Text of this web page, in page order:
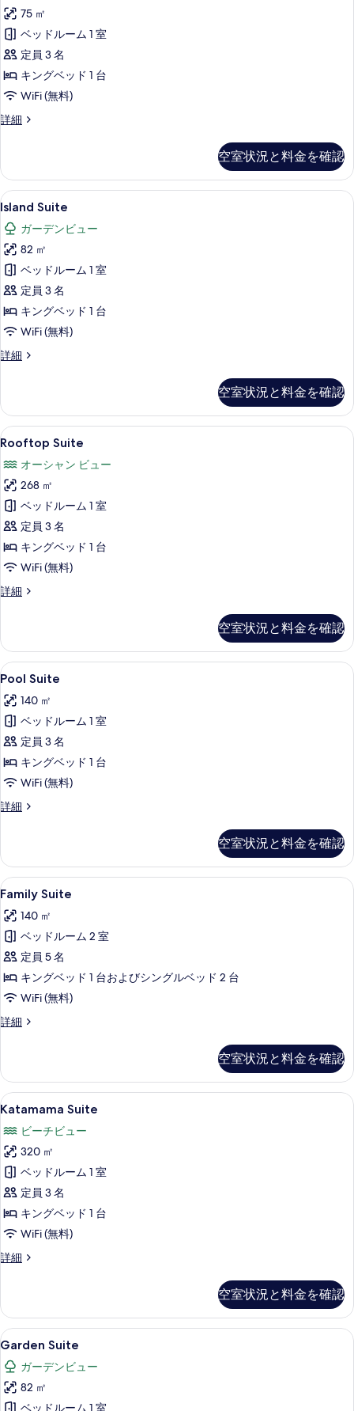
て
の
写
真
を
表
る
オ
(Oceanfront)
の
詳
細
す
べ
て
の
写
真
示
す
る
75 ㎡
ベッドルーム 1 室
定員 3 名
キングベッド 1 台
WiFi (無料)
詳細
Skyview
細
空室状況と料金を確認
Island
Suite
の
す
べ
て
の
写
真
示
す
る
Island Suite | 高級寝具、ミニバーの
9
Island Suite
ガーデンビュー
82 ㎡
ベッドルーム 1 室
定員 3 名
キングベッド 1 台
WiFi (無料)
詳細
Island
細
空室状況と料金を確認
Rooftop
Suite
の
す
べ
て
の
写
真
示
す
る
高級寝具、ミニバーのアイテム (無
9
Rooftop Suite
オーシャン ビュー
268 ㎡
ベッドルーム 1 室
定員 3 名
キングベッド 1 台
WiFi (無料)
詳細
Rooftop
細
空室状況と料金を確認
Pool
Suite
の
す
べ
て
の
写
表
示
す
る
8
Pool Suite
140 ㎡
ベッドルーム 1 室
定員 3 名
キングベッド 1 台
WiFi (無料)
詳細
Pool
細
空室状況と料金を確認
Family
Suite
の
す
べ
て
の
写
表
示
す
る
Family Suite | 高級寝具、ミニバーの
12
Family Suite
140 ㎡
ベッドルーム 2 室
定員 5 名
キングベッド 1 台およびシングルベッド 2 台
WiFi (無料)
詳細
Family
細
空室状況と料金を確認
Katamama
Suite
の
す
べ
て
の
写
真
示
す
る
12
Katamama Suite
ビーチビュー
320 ㎡
ベッドルーム 1 室
定員 3 名
キングベッド 1 台
WiFi (無料)
詳細
Katamama
細
空室状況と料金を確認
Garden
Suite
の
す
Garden Suite | 高級寝具、ミニバー
7
Garden Suite
ガーデンビュー
82 ㎡
ベッドルーム 1 室